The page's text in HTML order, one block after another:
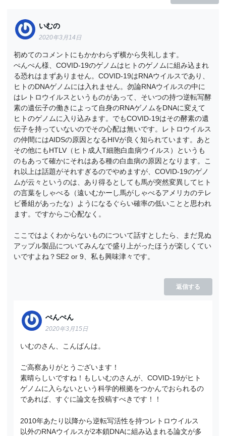
いむの
2020年3月14日
初めてのコメントにもかかわらず横から失礼します。
ぺんぺん様、COVID-19のゲノムはヒトのゲノムに組み込まれ
る恐れはまずありません。COVID-19はRNAウイルスであり、
ヒトのDNAゲノムには入れません。勿論RNAウイルスの中に
はレトロウイルスというものがあって、そいつの持つ逆転写酵
素の遺伝子の働きによって自身のRNAゲノムをDNAに変えて
ヒトのゲノムに入り込みます。でもCOVID-19はその酵素の遺
伝子を持っていないのでその心配は無いです。レトロウイルス
の仲間にはAIDSの原因となるHIVが良く知られています。あと
その他にもHTLV（ヒト成人T細胞白血病ウイルス）というも
のもあって確かにそれはある種の白血病の原因となります。こ
れ以上は話題がそれすぎるのでやめますが、COVID-19のゲノ
ムが云々というのは、あり得るとしても馬が突然変異してヒト
の言葉をしゃべる（遠いむかーし馬がしゃべるアメリカのテレ
ビ番組があったな）ようになるぐらい確率の低いことと思われ
ます。ですからご心配なく。
ここではよくわからないものについて話すとしたら、まだ見ぬ
アップル製品についてみんなで盛り上がったほうが楽しくてい
いですよね？SE2 or 9、私も興味津々です。
返信する
ぺんぺん
2020年3月15日
いむのさん、こんばんは。
ご高察ありがとうございます！
素晴らしいですね！もしいむのさんが、COVID-19がヒト
ゲノムに入らないという科学的根拠をつかんでおられるの
であれば、すぐに論文を投稿すべきです！！
2010年あたり以降から逆転写活性を持つレトロウイルス
以外のRNAウイルスが2本鎖DNAに組み込まれる論文が多